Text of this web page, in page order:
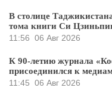
В столице
тома книги Си
11:56 06 Авг 2026
К 90-летию журнала
присоединился к
11:45 06 Авг 2026